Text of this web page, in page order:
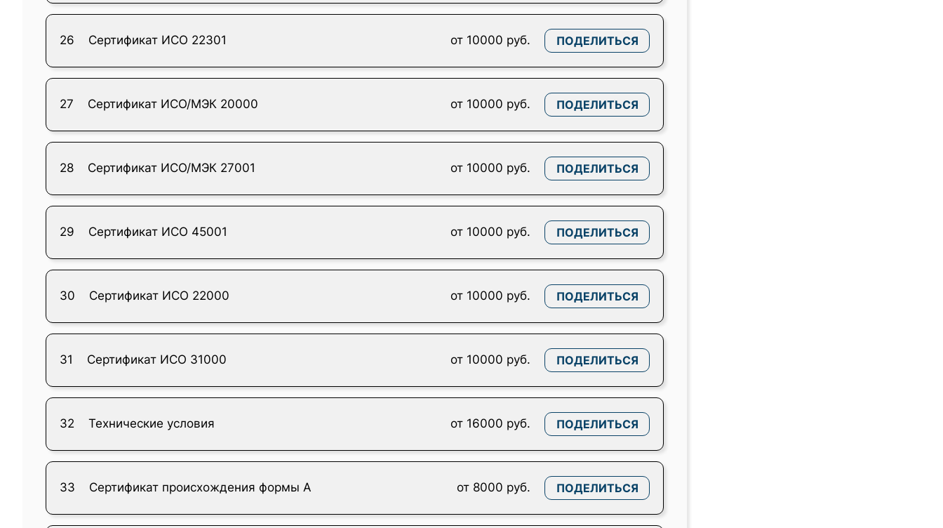
26 Сертификат ИСО 22301 от 10000 руб. ПОДЕЛИТЬСЯ
27 Сертификат ИСО/МЭК 20000 от 10000 руб. ПОДЕЛИТЬСЯ
28 Сертификат ИСО/МЭК 27001 от 10000 руб. ПОДЕЛИТЬСЯ
29 Сертификат ИСО 45001 от 10000 руб. ПОДЕЛИТЬСЯ
30 Сертификат ИСО 22000 от 10000 руб. ПОДЕЛИТЬСЯ
31 Сертификат ИСО 31000 от 10000 руб. ПОДЕЛИТЬСЯ
32 Технические условия от 16000 руб. ПОДЕЛИТЬСЯ
33 Сертификат происхождения формы А от 8000 руб. ПОДЕЛИТЬСЯ